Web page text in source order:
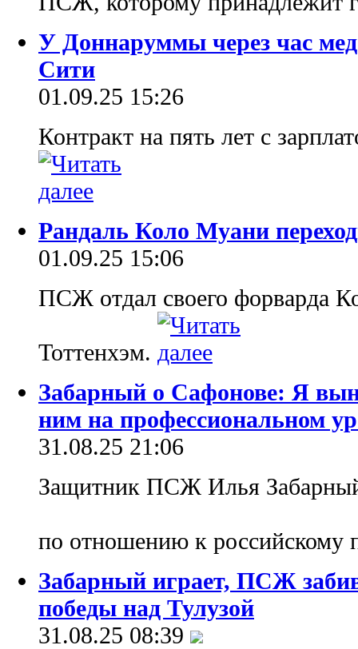
У Доннаруммы через час
Сити
01.09.25 15:26
Контракт на пять лет с
Рандаль Коло Муани
01.09.25 15:06
ПСЖ отдал своего форварда
Тоттенхэм.
Забарный о Сафонове: Я
ним на профессиональном
31.08.25 21:06
Защитник ПСЖ Илья Забарный
по отношению к российскому
Забарный играет, ПСЖ
победы над Тулузой
31.08.25 08:39